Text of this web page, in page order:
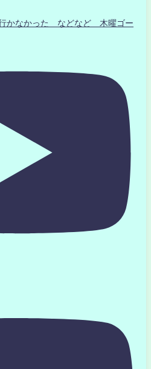
かなかった などなど 木曜ゴー